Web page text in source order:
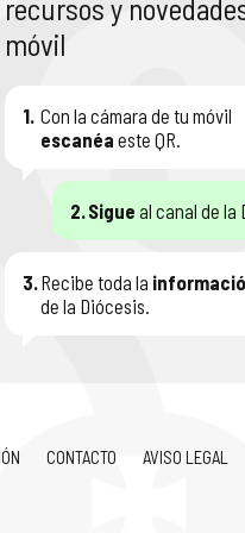
recursos y
móvil
1. Con la cámara de tu móvil
escanéa este QR.
2.Sigue al canal de la
3.Recibe toda la
de la Diócesis.
CONTACTO AVISO LEGAL